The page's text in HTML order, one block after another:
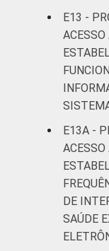
E13 -
E13A -
DE
SAÚDE